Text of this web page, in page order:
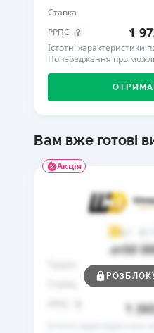
Ставка
РРПС 1
Істотні характеристики
Попередження про
Вам вже готові
Акція
4,1
до50
1